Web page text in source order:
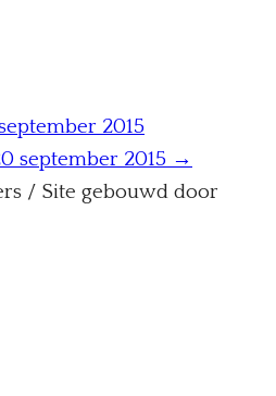
2015
september 2015 →
/ Site gebouwd door